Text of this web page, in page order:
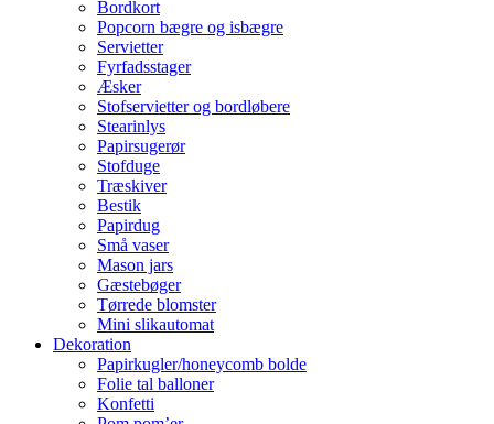
Bordkort
Popcorn bægre og isbægre
Servietter
Fyrfadsstager
Æsker
Stofservietter og bordløbere
Stearinlys
Papirsugerør
Stofduge
Træskiver
Bestik
Papirdug
Små vaser
Mason jars
Gæstebøger
Tørrede blomster
Mini slikautomat
Dekoration
Papirkugler/honeycomb bolde
Folie tal balloner
Konfetti